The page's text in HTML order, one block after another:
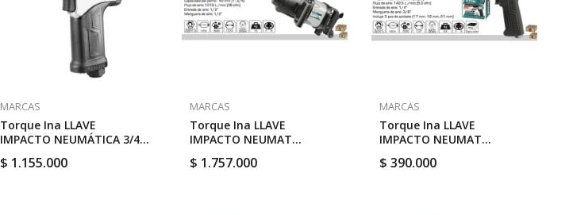
MARCAS
Torque Ina LLAVE
IMPACTO NEUMÁTICA 3/4
TAT40342
$ 1.155.000
MARCAS
Torque Ina LLAVE
IMPACTO NEUMAT
3100NM // TOTAL
$ 1.757.000
MARCAS
Torque Ina LLAVE
IMPACTO NEUMAT
COPAS // TOTAL TAT40122
$ 390.000